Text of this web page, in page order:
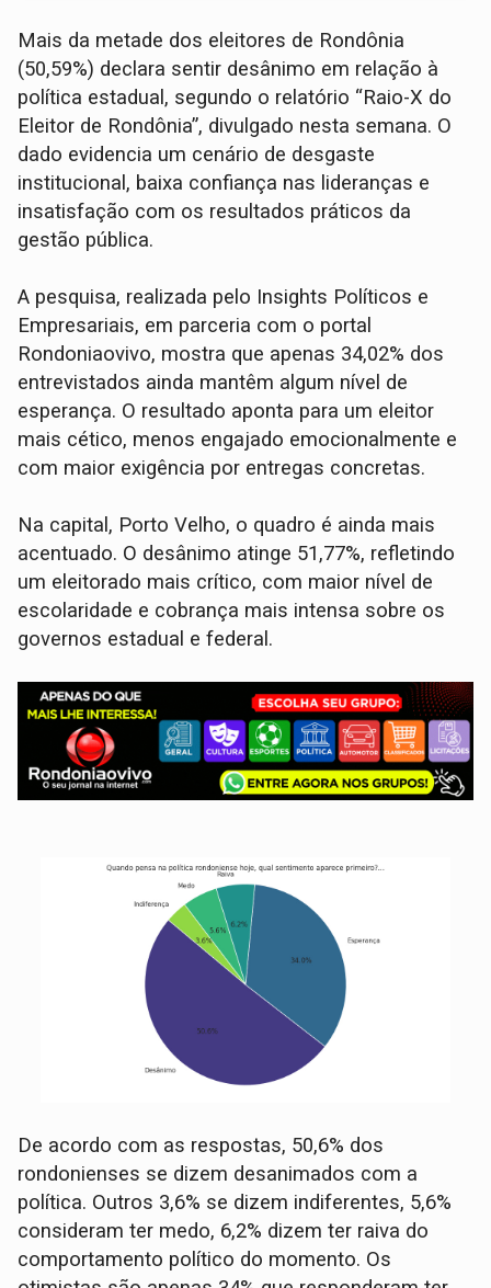
Mais da metade dos eleitores de Rondônia
(50,59%) declara sentir desânimo em relação à
política estadual, segundo o relatório “Raio-X do
Eleitor de Rondônia”, divulgado nesta semana. O
dado evidencia um cenário de desgaste
institucional, baixa confiança nas lideranças e
insatisfação com os resultados práticos da
gestão pública.
A pesquisa, realizada pelo Insights Políticos e
Empresariais, em parceria com o portal
Rondoniaovivo, mostra que apenas 34,02% dos
entrevistados ainda mantêm algum nível de
esperança. O resultado aponta para um eleitor
mais cético, menos engajado emocionalmente e
com maior exigência por entregas concretas.
Na capital, Porto Velho, o quadro é ainda mais
acentuado. O desânimo atinge 51,77%, refletindo
um eleitorado mais crítico, com maior nível de
escolaridade e cobrança mais intensa sobre os
governos estadual e federal.
De acordo com as respostas, 50,6% dos
rondonienses se dizem desanimados com a
política. Outros 3,6% se dizem indiferentes, 5,6%
consideram ter medo, 6,2% dizem ter raiva do
comportamento político do momento. Os